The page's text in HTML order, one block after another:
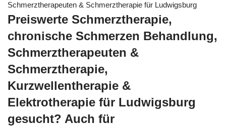
Schmerztherapeuten & Schmerztherapie für Ludwigsburg
Preiswerte Schmerztherapie,
chronische Schmerzen Behandlung,
Schmerztherapeuten &
Schmerztherapie,
Kurzwellentherapie &
Elektrotherapie für Ludwigsburg
gesucht? Auch für